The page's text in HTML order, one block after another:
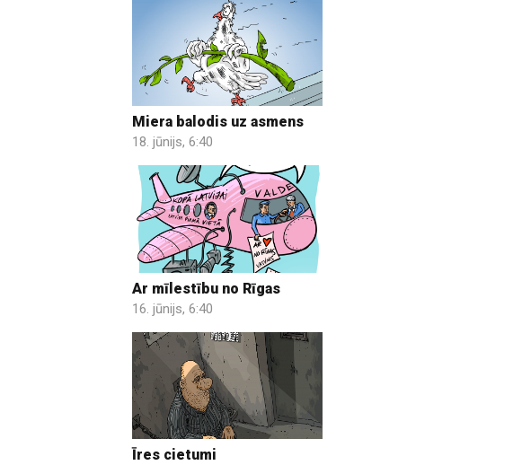
Miera balodis uz asmens
18. jūnijs, 6:40
Ar mīlestību no Rīgas
16. jūnijs, 6:40
Īres cietumi